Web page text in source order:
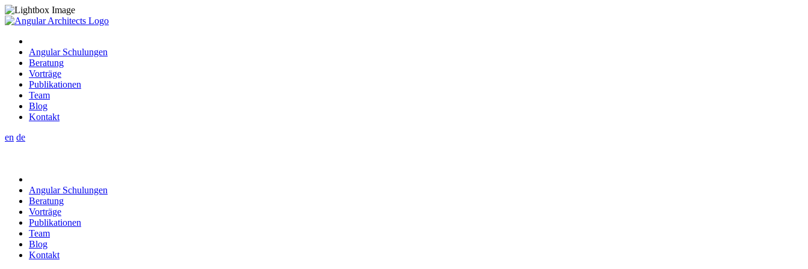
Angular Schulungen
Beratung
Vorträge
Publikationen
Team
Blog
Kontakt
en de
Angular Schulungen
Beratung
Vorträge
Publikationen
Team
Blog
Kontakt